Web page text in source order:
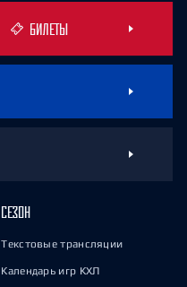
БИЛЕТЫ
СЕЗОН
Текстовые трансляции
Календарь игр КХЛ